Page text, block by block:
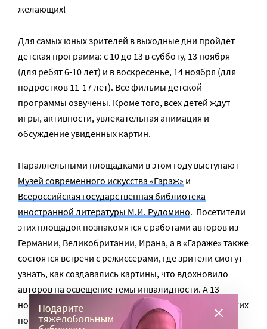
желающих!
Для самых юных зрителей в выходные дни пройдет
детская программа: с 10 до 13 в субботу, 13 ноября
(для ребят 6-10 лет) и в воскресенье, 14 ноября (для
подростков 11-17 лет). Все фильмы детской
программы озвучены. Кроме того, всех детей ждут
игры, активности, увлекательная анимация и
обсуждение увиденных картин.
Параллельными площадками в этом году выступают
Музей современного искусства «Гараж» и
Всероссийская государственная библиотека
иностранной литературы М.И. Рудомино. Посетители
этих площадок познакомятся с работами авторов из
Германии, Великобритании, Ирана, а в «Гараже» также
состоятся встречи с режиссерами, где зрители смогут
узнать, как создавались картины, что вдохновило
авторов на освещение темы инвалидности. А 13
ноября, в рамках Семейного дня, для самых маленьких
посетителей в музее будет организован показ